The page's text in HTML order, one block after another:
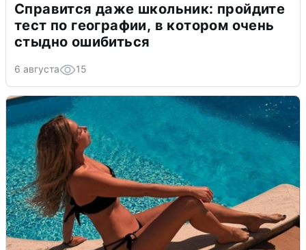
Справится даже школьник: пройдите
тест по географии, в котором очень
стыдно ошибиться
6 августа 15